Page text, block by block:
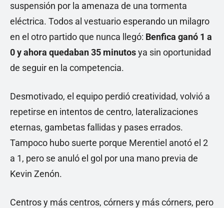
suspensión por la amenaza de una tormenta
eléctrica. Todos al vestuario esperando un milagro
en el otro partido que nunca llegó: Benfica ganó 1 a
0 y ahora quedaban 35 minutosya sin oportunidad
de seguir en la competencia.
Desmotivado, el equipo perdió creatividad, volvió a
repetirse en intentos de centro, lateralizaciones
eternas, gambetas fallidas y pases errados.
Tampoco hubo suerte porque Merentiel anotó el 2
a 1, pero se anuló el gol por una mano previa de
Kevin Zenón.
Centros y más centros, córners y más córners, pero